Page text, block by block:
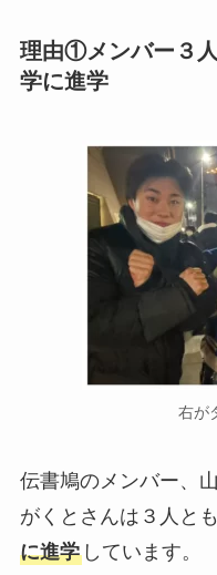
理由①メンバー３
学に進学
右が
伝書鳩のメンバー、
がくとさんは３人と
に進学しています。